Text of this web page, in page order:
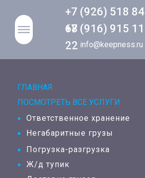
+7 (926) 518 84
68
info@keepness.ru
+7 (916) 915 11
22
ПОСМОТРЕТЬ ВСЕ УСЛУГИ
Погрузка-разгрузка
Ж/д тупик
ГЛАВНАЯ
Ответственное хранение
Негабаритные грузы